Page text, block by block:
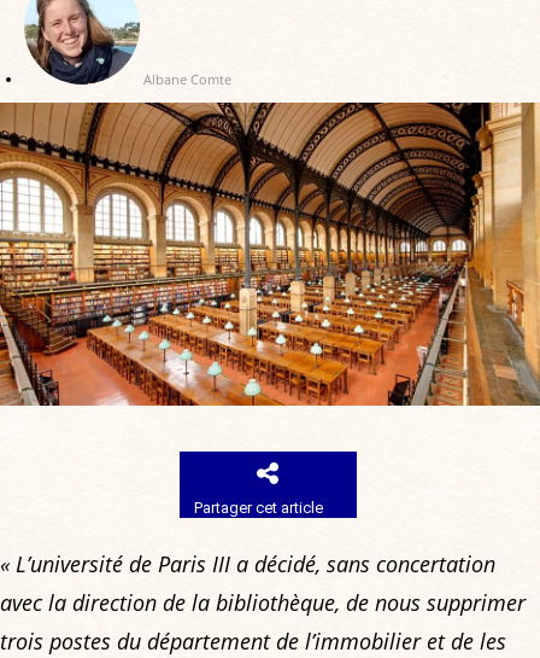
Albane Comte
Partager cet article
« L’université de Paris III a décidé, sans concertation
avec la direction de la bibliothèque, de nous supprimer
trois postes du département de l’immobilier et de les